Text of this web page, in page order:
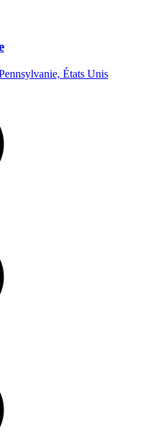
États Unis